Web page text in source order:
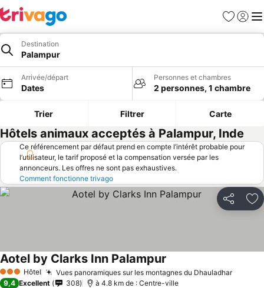
Favoris
Se
Destination
Palampur
Arrivée/départ
Dates
Personnes et chambres
2 personnes, 1 chambre
Trier Filtrer Carte
Hôtels animaux acceptés à Palampur, Inde
Ce référencement par défaut prend en compte l’intérêt probable pour
l’utilisateur, le tarif proposé et la compensation versée par les
annonceurs. Les offres ne sont pas exhaustives.
Comment fonctionne trivago
Partager
3 ÉtoilesHôtel Vues panoramiques sur les montagnes du Dhauladhar
Aotel by Clarks Inn Palampur
9,4 Excellent 308 à 4.8 km de : Centre-ville